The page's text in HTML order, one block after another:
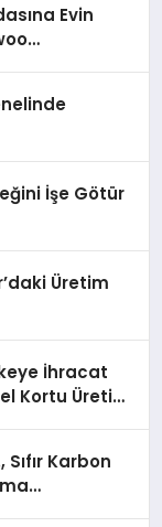
Evin
İşe Götür
Üretim
İhracat
Kortu Üretim
Karbon